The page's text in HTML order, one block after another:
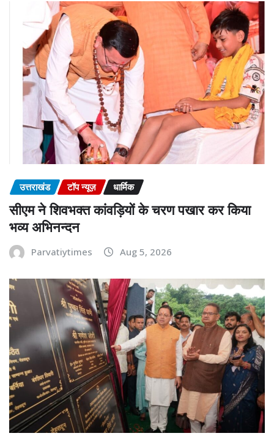
उत्तराखंड टॉप न्यूज़ धार्मिक
सीएम ने शिवभक्त कांवड़ियों के चरण पखार कर किया
भव्य अभिनन्दन
Parvatiytimes Aug 5, 2026